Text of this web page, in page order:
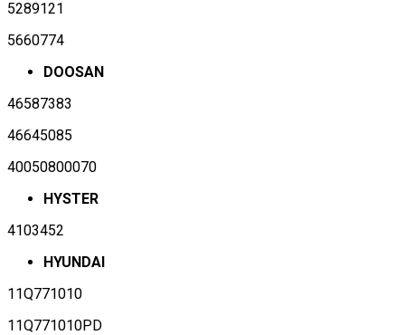
5289121
5660774
DOOSAN
46587383
46645085
40050800070
HYSTER
4103452
HYUNDAI
11Q771010
11Q771010PD